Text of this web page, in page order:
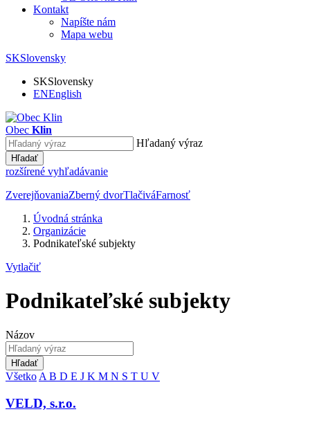
Kontakt
Napíšte nám
Mapa webu
SKSlovensky
SKSlovensky
ENEnglish
Obec Klin
Hľadaný výraz
Hľadať
rozšírené vyhľadávanie
ZverejňovaniaZberný dvorTlačiváFarnosť
Úvodná stránka
Organizácie
Podnikateľské subjekty
Vytlačiť
Podnikateľské subjekty
Názov
Hľadať
Všetko A B D E J K M N S T U V
VELD, s.r.o.